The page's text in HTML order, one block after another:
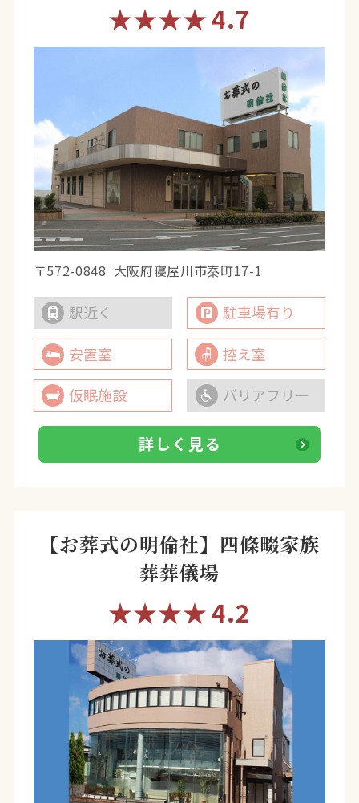
★★★★4.7
〒572-0848 大阪府寝屋川市秦町17-1
駅近く
駐車場有り
安置室
控え室
仮眠施設
バリアフリー
詳しく見る
【お葬式の明倫社】四條畷家族
葬葬儀場
★★★★4.2